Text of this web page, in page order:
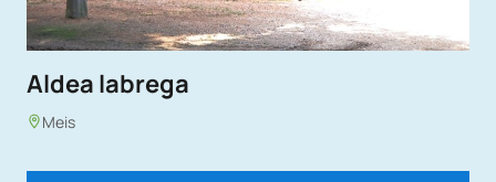
Aldea labrega
Meis